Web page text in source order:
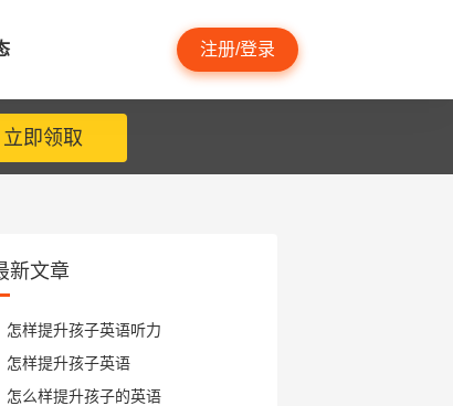
注册/登录
立即领取
新文章
怎样提升孩子英语听力
怎样提升孩子英语
怎么样提升孩子的英语